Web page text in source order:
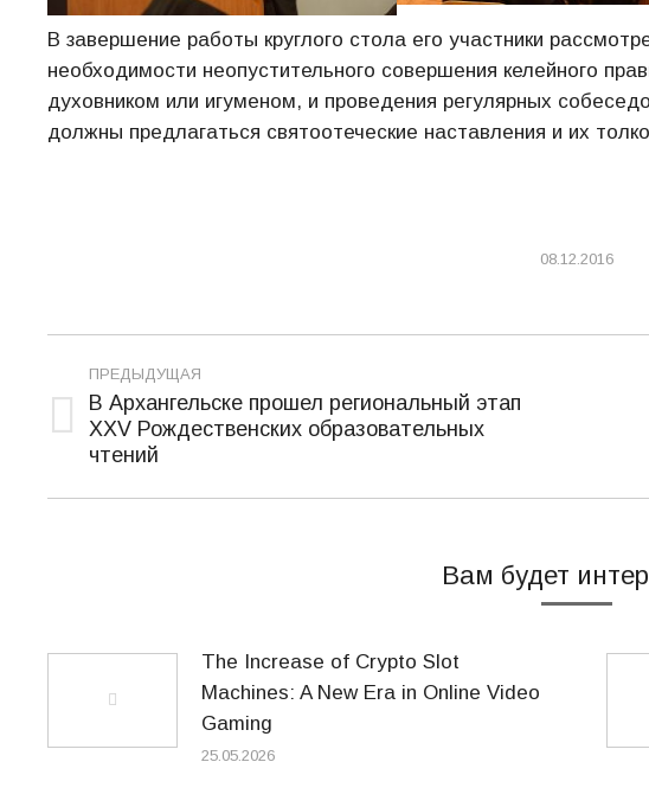
В завершение работы круглого стола его участники
необходимости неопустительного совершения келейного
духовником или игуменом, и проведения регулярных
должны предлагаться святоотеческие наставления и их
08.12.2016
Навигация
по
записям
ПРЕДЫДУЩАЯ
Предыдущая
запись:
В Архангельске прошел региональный этап
XXV Рождественских образовательных
чтений
Вам будет
The Increase of Crypto Slot
Machines: A New Era in Online Video
Gaming
25.05.2026